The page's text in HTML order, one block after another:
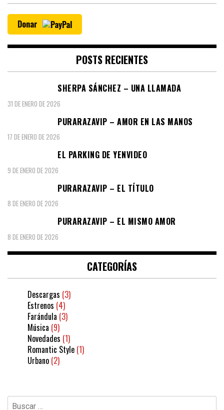
Donar
POSTS RECIENTES
SHERPA SÁNCHEZ – UNA LLAMADA
31 DE ENERO DE 2026
PURARAZAVIP – AMOR EN LAS MANOS
17 DE ENERO DE 2026
EL PARKING DE YENVIDEO
9 DE ENERO DE 2026
PURARAZAVIP – EL TÍTULO
8 DE ENERO DE 2026
PURARAZAVIP – EL MISMO AMOR
8 DE ENERO DE 2026
CATEGORÍAS
Descargas (3)
Estrenos (4)
Farándula (3)
Música (9)
Novedades (1)
Romantic Style (1)
Urbano (2)
Buscar: